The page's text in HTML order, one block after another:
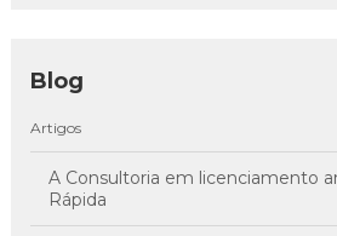
Blog
Artigos
A Consultoria em licenciamento
Rápida